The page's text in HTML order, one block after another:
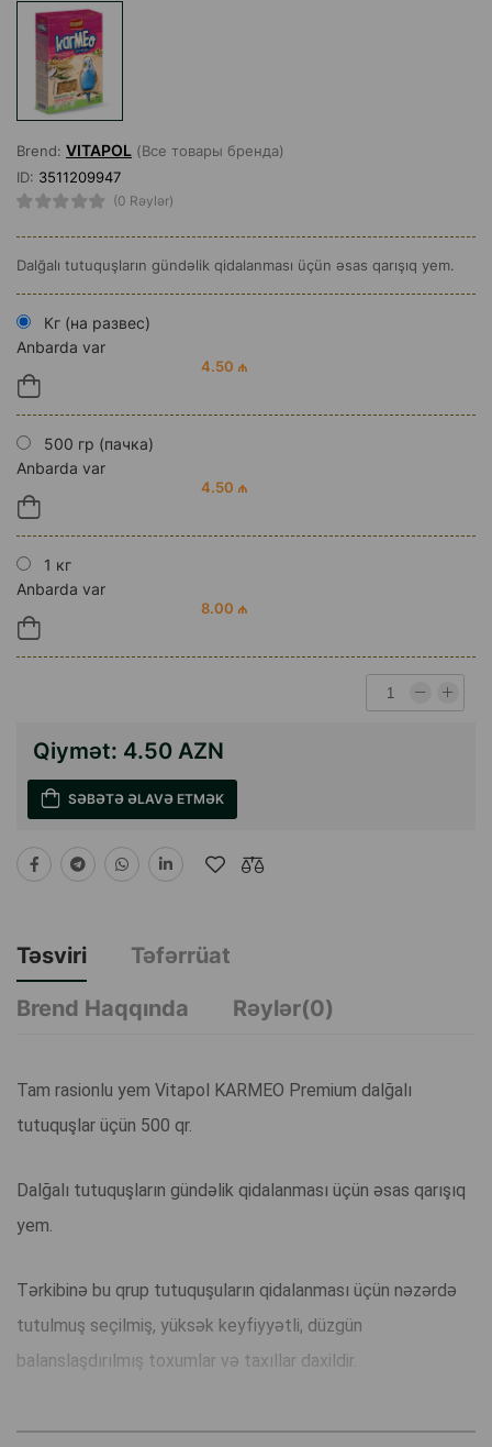
Brend: VITAPOL (Все товары бренда)
ID: 3511209947
(0 Rəylər)
Dalğalı tutuquşların gündəlik qidalanması üçün əsas qarışıq yem.
Кг (на развес)
Anbarda var
4.50 ₼
500 гр (пачка)
Anbarda var
4.50 ₼
1 кг
Anbarda var
8.00 ₼
Qiymət: 4.50 AZN
SƏBƏTƏ ƏLAVƏ ETMƏK
Təsviri
Təfərrüat
Brend Haqqında
Rəylər(0)
Tam rasionlu yem Vitapol KARMEO Premium dalğalı
tutuquşlar üçün 500 qr.
Dalğalı tutuquşların gündəlik qidalanması üçün əsas qarışıq
yem.
Tərkibinə bu qrup tutuquşuların qidalanması üçün nəzərdə
tutulmuş seçilmiş, yüksək keyfiyyətli, düzgün
balanslaşdırılmış toxumlar və taxıllar daxildir.
Qarışıqda 3 növ darı ilə yanaşı, tutuquşular üçün asan həzm